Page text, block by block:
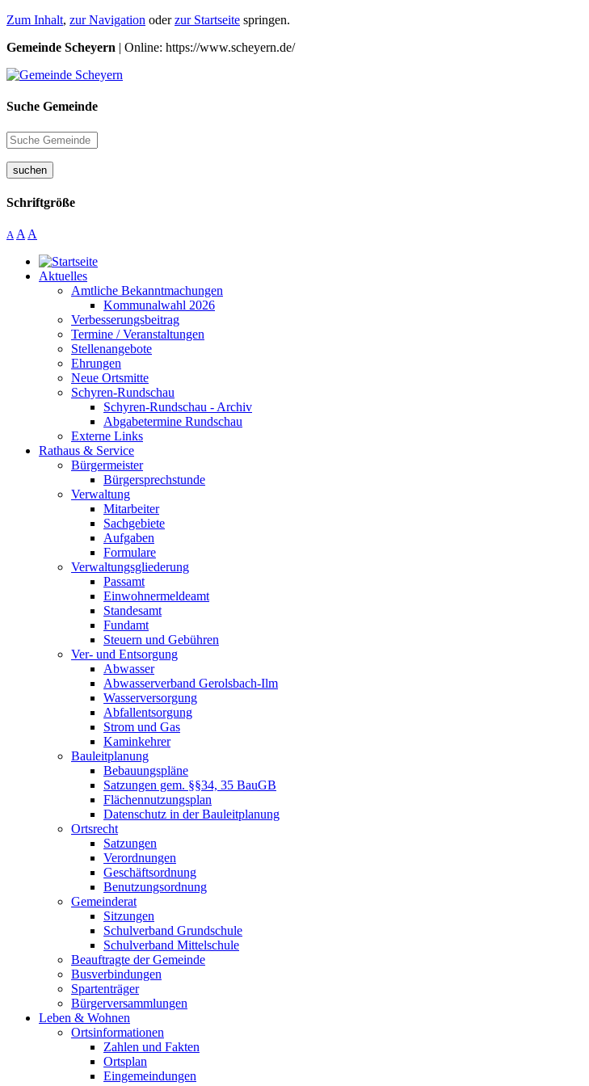
Zum Inhalt, zur Navigation oderzur Startseite springen.
Gemeinde Scheyern | Online: https://www.scheyern.de/
Suche Gemeinde
suchen
Schriftgröße
A A A
Aktuelles
Amtliche Bekanntmachungen
Kommunalwahl 2026
Verbesserungsbeitrag
Termine / Veranstaltungen
Stellenangebote
Ehrungen
Neue Ortsmitte
Schyren-Rundschau
Schyren-Rundschau - Archiv
Abgabetermine Rundschau
Externe Links
Rathaus & Service
Bürgermeister
Bürgersprechstunde
Verwaltung
Mitarbeiter
Sachgebiete
Aufgaben
Formulare
Verwaltungsgliederung
Passamt
Einwohnermeldeamt
Standesamt
Fundamt
Steuern und Gebühren
Ver- und Entsorgung
Abwasser
Abwasserverband Gerolsbach-Ilm
Wasserversorgung
Abfallentsorgung
Strom und Gas
Kaminkehrer
Bauleitplanung
Bebauungspläne
Satzungen gem. §§34, 35 BauGB
Flächennutzungsplan
Datenschutz in der Bauleitplanung
Ortsrecht
Satzungen
Verordnungen
Geschäftsordnung
Benutzungsordnung
Gemeinderat
Sitzungen
Schulverband Grundschule
Schulverband Mittelschule
Beauftragte der Gemeinde
Busverbindungen
Spartenträger
Bürgerversammlungen
Leben & Wohnen
Ortsinformationen
Zahlen und Fakten
Ortsplan
Eingemeindungen